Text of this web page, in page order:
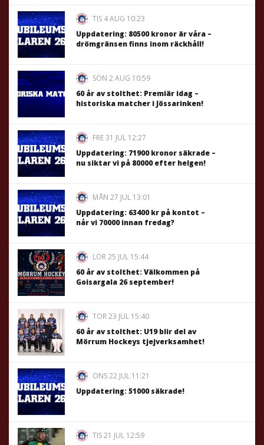
TIS 4 AUG 10:23
Uppdatering: 80500 kronor är våra –
drömgränsen finns inom räckhåll!
SÖN 2 AUG 10:59
60 år av stolthet: Premiär idag –
historiska matcher i Jössarinken!
FRE 31 JUL 12:27
Uppdatering: 71900 kronor säkrade –
nu siktar vi på 80000 efter helgen!
MÅN 27 JUL 13:01
Uppdatering: 63400 kr på kontot –
når vi 70000 innan fredag?
LÖR 25 JUL 15:44
60 år av stolthet: Välkommen på
Goisargala 26 september!
TOR 23 JUL 15:40
60 år av stolthet: U19 blir del av
Mörrum Hockeys tjejverksamhet!
ONS 22 JUL 11:21
Uppdatering: 51000 säkrade!
TIS 21 JUL 12:59